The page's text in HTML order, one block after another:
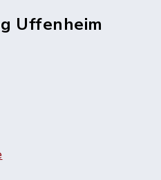
Uffenheim